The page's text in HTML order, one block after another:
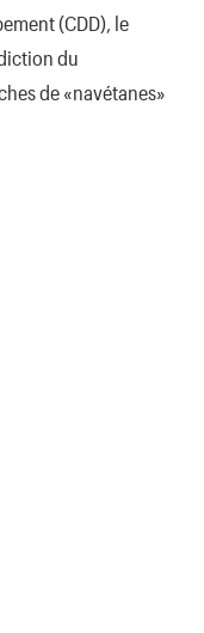
(CDD), le
du
de «navétanes»